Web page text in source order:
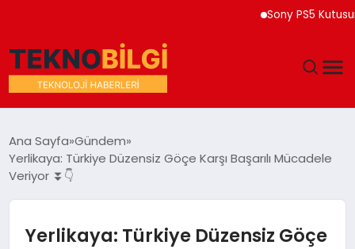
Sony PS5 Kutusuna
DÜNYA
Ana Sayfa Gündem
Yerlikaya: Türkiye Düzensiz Göçe Karşı Başarılı Mücadele
Veriyor ⏬👇
Yerlikaya: Türkiye Düzensiz Göçe